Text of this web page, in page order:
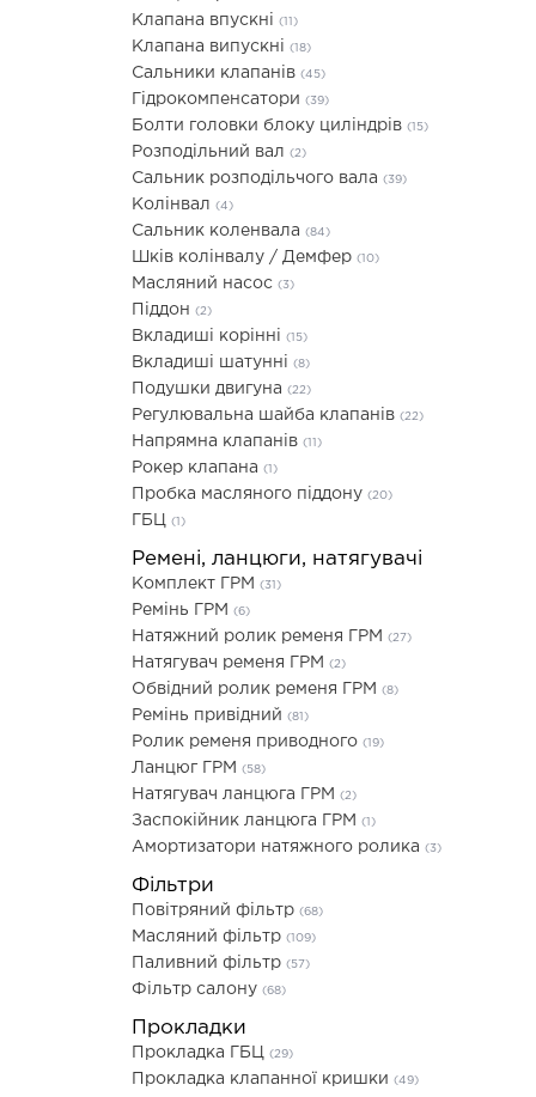
Клапана впускні (11)
Клапана випускні (18)
Сальники клапанів (45)
Гідрокомпенсатори (39)
Болти головки блоку циліндрів (15)
Розподільний вал (2)
Сальник розподільчого вала (39)
Колінвал (4)
Сальник коленвала (84)
Шків колінвалу / Демфер (10)
Масляний насос (3)
Піддон (2)
Вкладиші корінні (15)
Вкладиші шатунні (8)
Подушки двигуна (22)
Регулювальна шайба клапанів (22)
Напрямна клапанів (11)
Рокер клапана (1)
Пробка масляного піддону (20)
ГБЦ (1)
Ремені, ланцюги, натягувачі
Комплект ГРМ (31)
Ремінь ГРМ (6)
Натяжний ролик ременя ГРМ (27)
Натягувач ременя ГРМ (2)
Обвідний ролик ременя ГРМ (8)
Ремінь привідний (81)
Ролик ременя приводного (19)
Ланцюг ГРМ (58)
Натягувач ланцюга ГРМ (2)
Заспокійник ланцюга ГРМ (1)
Амортизатори натяжного ролика (3)
Фільтри
Повітряний фільтр (68)
Масляний фільтр (109)
Паливний фільтр (57)
Фільтр салону (68)
Прокладки
Прокладка ГБЦ (29)
Прокладка клапанної кришки (49)